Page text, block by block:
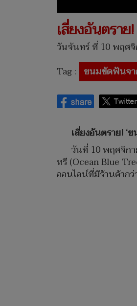
เสี่ยงอันตรา
วันจันทร์ ที่ 10 พฤศจิ
Tag : ขนมขัดฟันจ
เสี่ยงอันตราย!
วันที่ 10 พฤศจิกา
ทรี (Ocean Blue
ออนไลน์ที่มีร้านค้ากว่